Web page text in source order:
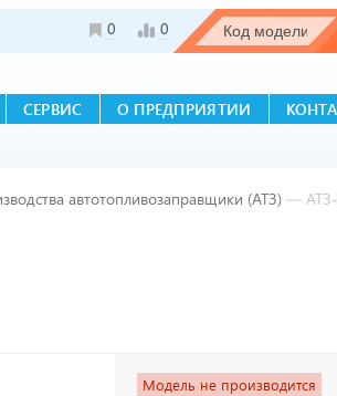
0 0
СЕРВИС О ПРЕДПРИЯТИИ
автотопливозаправщики (АТЗ) —
Модель не производится